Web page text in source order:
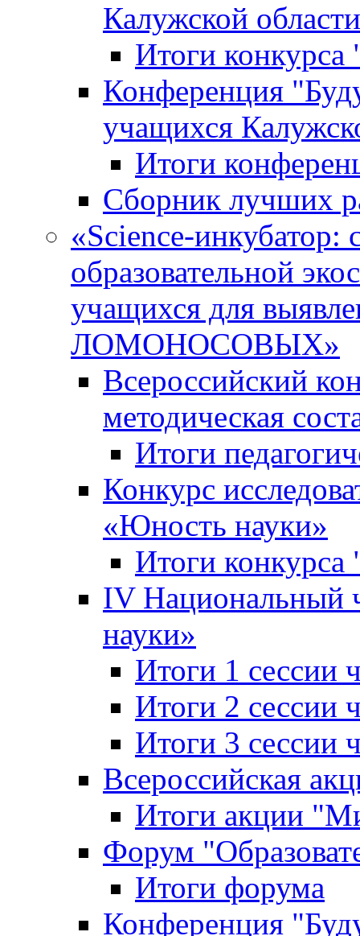
Калужской области
Итоги
Конференция
учащихся
Итоги
Сборник лучших
«Science-инкубатор:
образовательной
учащихся для
ЛОМОНОСОВЫХ»
Всероссийский
методическая
Итоги
Конкурс
«Юность науки»
Итоги
IV
науки»
Итоги 1 сессии
Итоги 2 сессии
Итоги 3 сессии
Всероссийская
Итоги акции
Форум
Итоги форума
Конференция